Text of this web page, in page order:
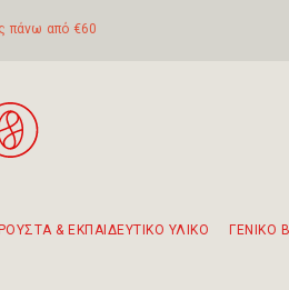
πάνω από €60
& ΕΚΠΑΙΔΕΥΤΙΚΟ ΥΛΙΚΟ ΓΕΝΙΚΟ